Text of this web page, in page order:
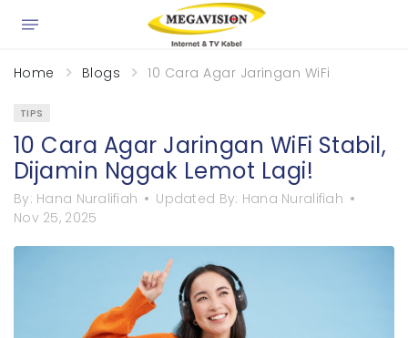
Home Blogs 10 Cara Agar Jaringan WiFi Stabil,
TIPS
10 Cara Agar Jaringan WiFi Stabil,
Dijamin Nggak Lemot Lagi!
By: Hana Nuralifiah Updated By: Hana Nuralifiah
Nov 25, 2025